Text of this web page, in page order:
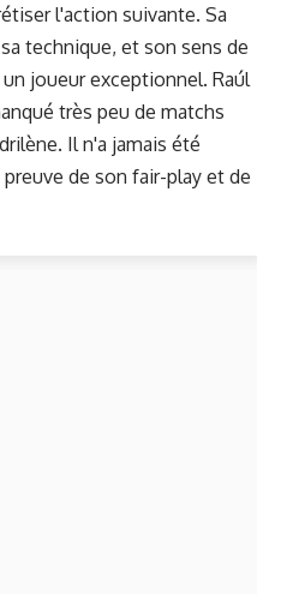
l'action suivante. Sa
technique, et son sens de
joueur exceptionnel. Raúl
très peu de matchs
Il n'a jamais été
de son fair-play et de